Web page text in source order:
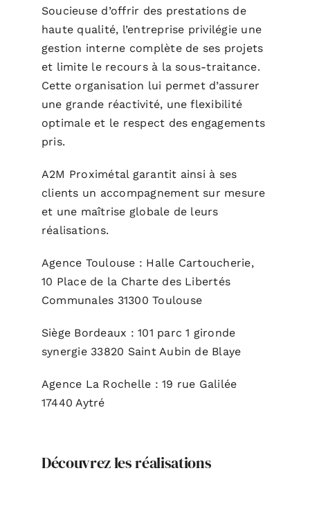
Soucieuse d’offrir des prestations de
haute qualité, l’entreprise privilégie une
gestion interne complète de ses projets
et limite le recours à la sous-traitance.
Cette organisation lui permet d’assurer
une grande réactivité, une flexibilité
optimale et le respect des engagements
pris.
A2M Proximétal garantit ainsi à ses
clients un accompagnement sur mesure
et une maîtrise globale de leurs
réalisations.
Agence Toulouse : Halle Cartoucherie,
10 Place de la Charte des Libertés
Communales 31300 Toulouse
Siège Bordeaux : 101 parc 1 gironde
synergie 33820 Saint Aubin de Blaye
Agence La Rochelle : 19 rue Galilée
17440 Aytré
Découvrez les réalisations